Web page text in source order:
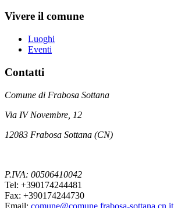
Vivere il comune
Luoghi
Eventi
Contatti
Comune di Frabosa Sottana
Via IV Novembre, 12
12083 Frabosa Sottana (CN)
P.IVA: 00506410042
Tel: +390174244481
Fax: +390174244730
Email: comune@comune.frabosa-sottana.cn.it